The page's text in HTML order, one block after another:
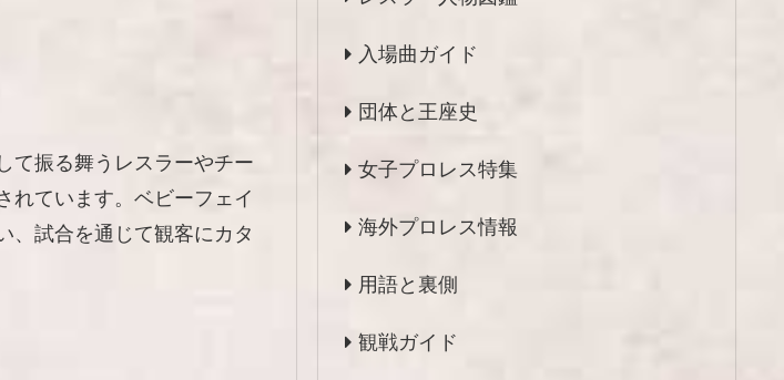
て振る舞うレスラーやチー
れています。ベビーフェイ
、試合を通じて観客にカタ
入場曲ガイド
団体と王座史
女子プロレス特集
海外プロレス情報
用語と裏側
観戦ガイド